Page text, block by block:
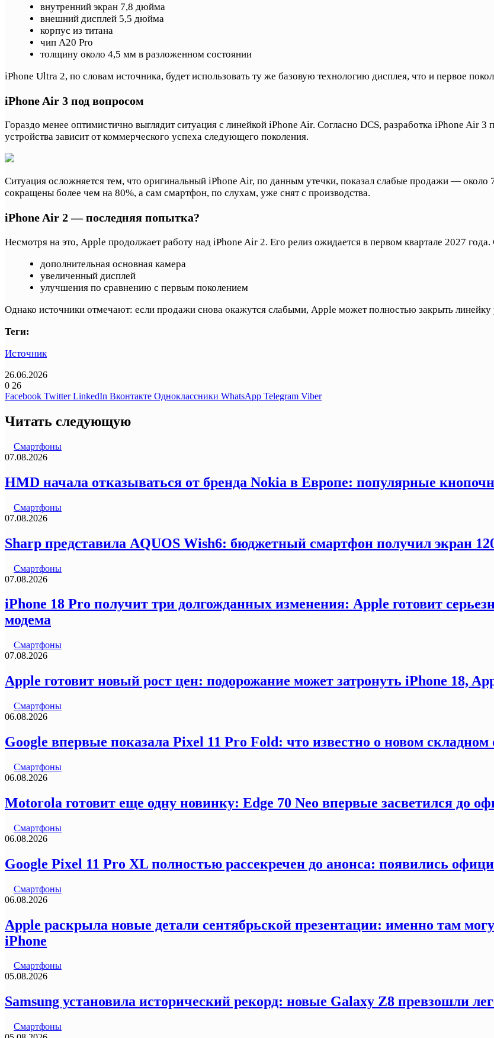
внутренний экран 7,8 дюйма
внешний дисплей 5,5 дюйма
корпус из титана
чип A20 Pro
толщину около 4,5 мм в разложенном состоянии
iPhone Ultra 2, по словам источника, будет использовать ту же базовую технологию дисплея, что и первое
iPhone Air 3 под вопросом
Гораздо менее оптимистично выглядит ситуация с линейкой iPhone Air. Согласно DCS, разработка iPhone Air
устройства зависит от коммерческого успеха следующего поколения.
Ситуация осложняется тем, что оригинальный iPhone Air, по данным утечки, показал слабые продажи — около
сокращены более чем на 80%, а сам смартфон, по слухам, уже снят с производства.
iPhone Air 2 — последняя попытка?
Несмотря на это, Apple продолжает работу над iPhone Air 2. Его релиз ожидается в первом квартале 2027
дополнительная основная камера
увеличенный дисплей
улучшения по сравнению с первым поколением
Однако источники отмечают: если продажи снова окажутся слабыми, Apple может полностью закрыть линейку
Теги:
Источник
26.06.2026
0 26
Facebook Twitter LinkedIn Вконтакте Одноклассники WhatsApp Telegram Viber
Читать следующую
Смартфоны
07.08.2026
HMD начала отказываться от бренда Nokia в Европе: популярные
Смартфоны
07.08.2026
Sharp представила AQUOS Wish6: бюджетный смартфон получил экран
Смартфоны
07.08.2026
iPhone 18 Pro получит три долгожданных изменения: Apple готовит
модема
Смартфоны
07.08.2026
Apple готовит новый рост цен: подорожание может затронуть iPhone 18,
Смартфоны
06.08.2026
Google впервые показала Pixel 11 Pro Fold: что известно о новом
Смартфоны
06.08.2026
Motorola готовит еще одну новинку: Edge 70 Neo впервые засветился до
Смартфоны
06.08.2026
Google Pixel 11 Pro XL полностью рассекречен до анонса: появились
Смартфоны
06.08.2026
Apple раскрыла новые детали сентябрьской презентации: именно там
iPhone
Смартфоны
05.08.2026
Samsung установила исторический рекорд: новые Galaxy Z8 превзошли
Смартфоны